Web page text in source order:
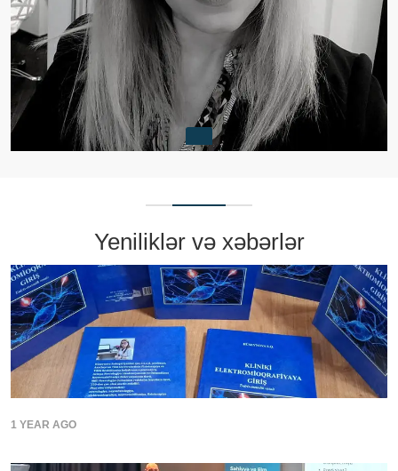
Yeniliklər və xəbərlər
1 YEAR AGO